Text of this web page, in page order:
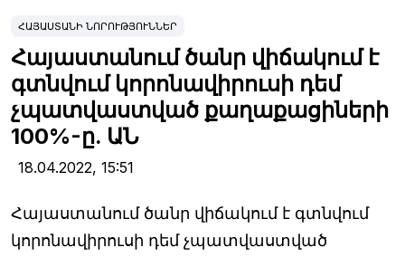
ՀԱՅԱՍՏԱՆԻ ՆՈՐՈՒԹՅՈՒՆՆԵՐ
Հայաստանում ծանր վիճակում է
գտնվում կորոնավիրուսի դեմ
չպատվաստված քաղաքացիների
100%-ը. ԱՆ
18.04.2022, 15:51
Հայաստանում ծանր վիճակում է գտնվում
կորոնավիրուսի դեմ չպատվաստված